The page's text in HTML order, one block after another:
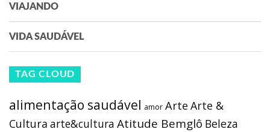
VIAJANDO
VIDA SAUDÁVEL
TAG CLOUD
alimentação saudável amor Arte Arte &
Cultura arte&cultura Atitude Bemglô Beleza